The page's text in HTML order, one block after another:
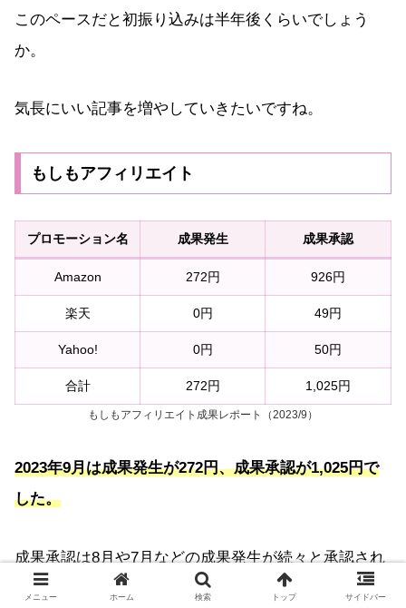
このペースだと初振り込みは半年後くらいでしょう
か。
気長にいい記事を増やしていきたいですね。
もしもアフィリエイト
プロモーション名 成果発生 成果承認
Amazon 272円 926円
楽天 0円 49円
Yahoo! 0円 50円
合計 272円 1,025円
もしもアフィリエイト成果レポート（2023/9）
2023年9月は成果発生が272円、成果承認が1,025円で
した。
成果承認は8月や7月などの成果発生が続々と承認され
ています。
メニュー ホーム 検索 トップ サイドバー